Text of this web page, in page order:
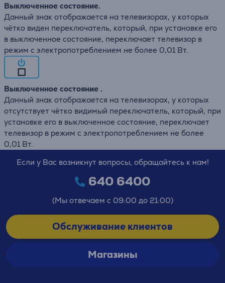
Выключенное состояние.
Данный знак отображается на телевизорах, у которых
чётко виден переключатель, который, при установке его
в выключенное состояние, переключает телевизор в
режим с электропотреблением не более 0,01 Вт.
Выключенное состояние .
Данный знак отображается на телевизорах, у которых
отсутствует чётко видимый переключатель, который, при
установке его в выключенное состояние, переключает
телевизор в режим с электропотреблением не более
0,01 Вт.
Если у Вас возникнут вопросы, обращайтесь к нам!
640 6400
(Мы отвечаем с 09:00 до 21:00)
Обслуживание клиентов
Магазины